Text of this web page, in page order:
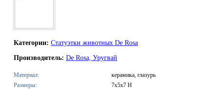
Категории: Статуэтки животных De Rosa
Производитель: De Rosa, Уругвай
Материал:
керамика, глазурь
Размеры:
7х5х7 H